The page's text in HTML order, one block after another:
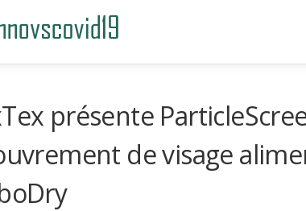
présente
de visage